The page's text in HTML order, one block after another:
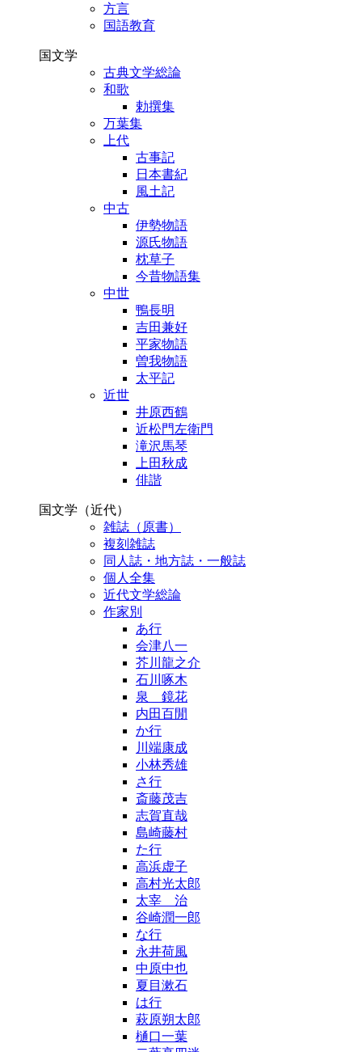
方言
国語教育
国文学
古典文学総論
和歌
勅撰集
万葉集
上代
古事記
日本書紀
風土記
中古
伊勢物語
源氏物語
枕草子
今昔物語集
中世
鴨長明
吉田兼好
平家物語
曽我物語
太平記
近世
井原西鶴
近松門左衛門
滝沢馬琴
上田秋成
俳諧
国文学（近代）
雑誌（原書）
複刻雑誌
同人誌・地方誌・一般誌
個人全集
近代文学総論
作家別
あ行
会津八一
芥川龍之介
石川啄木
泉 鏡花
内田百閒
か行
川端康成
小林秀雄
さ行
斎藤茂吉
志賀直哉
島崎藤村
た行
高浜虚子
高村光太郎
太宰 治
谷崎潤一郎
な行
永井荷風
中原中也
夏目漱石
は行
萩原朔太郎
樋口一葉